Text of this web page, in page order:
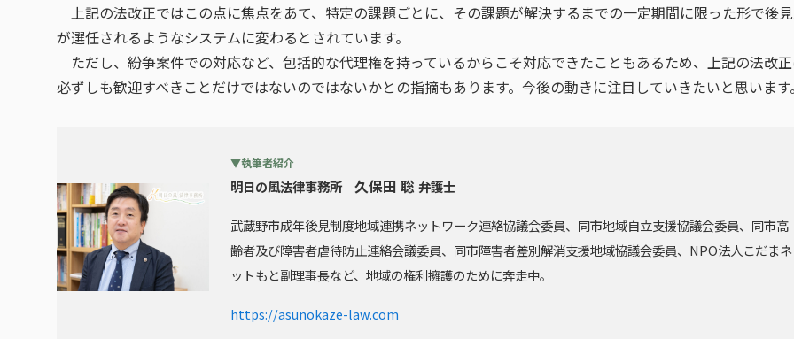
上記の法改正ではこの点に焦点をあて、特定の課題ごとに、その課題が解決するまでの一定期間に限った形で後
が選任されるようなシステムに変わるとされています。
ただし、紛争案件での対応など、包括的な代理権を持っているからこそ対応できたこともあるため、上記の法改
必ずしも歓迎すべきことだけではないのではないかとの指摘もあります。今後の動きに注目していきたいと思います
▼執筆者紹介
明日の風法律事務所 久保田 聡 弁護士
武蔵野市成年後見制度地域連携ネットワーク連絡協議会委員、同市地域自立支援協議会委員、同市高
齢者及び障害者虐待防止連絡会議委員、同市障害者差別解消支援地域協議会委員、NPO法人こだまネ
ットもと副理事長など、地域の権利擁護のために奔走中。
https://asunokaze-law.com